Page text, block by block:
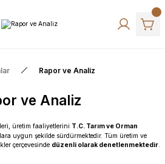
Rapor ve Analiz
ve Analiz
üretim faaliyetlerini T.C. Tarım ve Orman
uygun şekilde sürdürmektedir. Tüm üretim ve
çerçevesinde düzenli olarak denetlenmektedir